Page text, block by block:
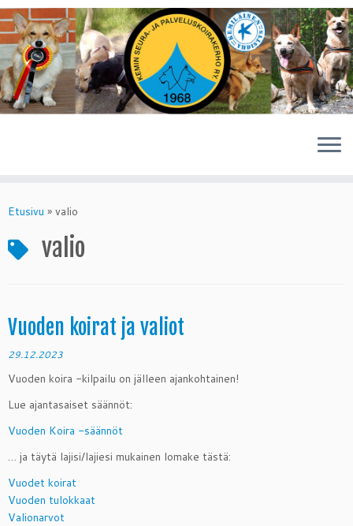
toEtusivu » valio
valio
Vuoden koirat ja valiot
29.12.2023
Vuoden koira -kilpailu on jälleen ajankohtainen!
Lue ajantasaiset säännöt:
Vuoden Koira -säännöt
… ja täytä lajisi/lajiesi mukainen lomake tästä:
Vuodet koirat
Vuoden tulokkaat
Valionarvot